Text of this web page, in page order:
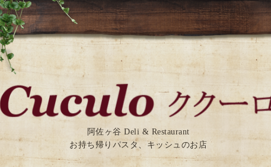
阿佐ヶ谷 Deli & Restaurant
お持ち帰りパスタ、キッシュのお店